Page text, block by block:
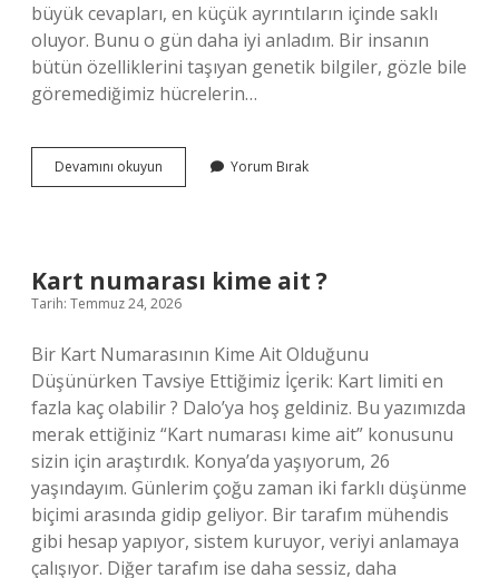
büyük cevapları, en küçük ayrıntıların içinde saklı
oluyor. Bunu o gün daha iyi anladım. Bir insanın
bütün özelliklerini taşıyan genetik bilgiler, gözle bile
göremediğimiz hücrelerin…
Devamını okuyun
kromozom
Yorum Bırak
Kart numarası kime ait ?
Tarih: Temmuz 24, 2026
Bir Kart Numarasının Kime Ait Olduğunu
Düşünürken Tavsiye Ettiğimiz İçerik: Kart limiti en
fazla kaç olabilir ? Dalo’ya hoş geldiniz. Bu yazımızda
merak ettiğiniz “Kart numarası kime ait” konusunu
sizin için araştırdık. Konya’da yaşıyorum, 26
yaşındayım. Günlerim çoğu zaman iki farklı düşünme
biçimi arasında gidip geliyor. Bir tarafım mühendis
gibi hesap yapıyor, sistem kuruyor, veriyi anlamaya
çalışıyor. Diğer tarafım ise daha sessiz, daha